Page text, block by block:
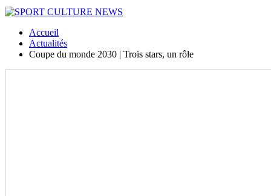
Accueil
Actualités
Coupe du monde 2030 | Trois stars, un rôle